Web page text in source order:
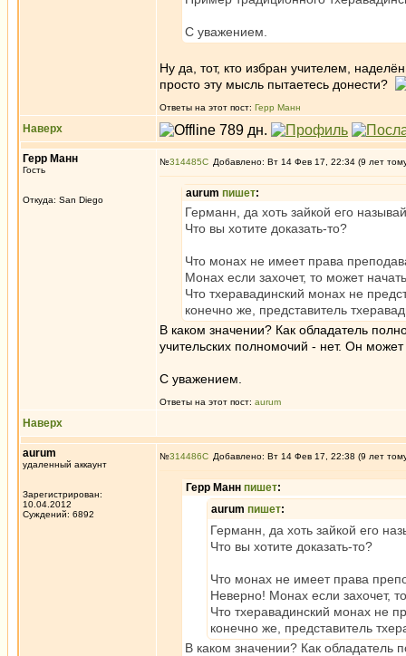
С уважением.
Ну да, тот, кто избран учителем,
просто эту мысль пытаетесь донести?
Ответы на этот пост: Герр Манн
Наверх
Герр Манн
Гость
Откуда: San Diego
№314485 Добавлено: Вт 14 Фев 17, 22:34 (9 лет
aurum пишет:
Германн, да хоть зайкой его
Что вы хотите доказать-то?
Что монах не имеет права
Монах если захочет, то может
Что тхеравадинский монах не
конечно же, представитель
В каком значении? Как обладатель
учительских полномочий - нет. Он
С уважением.
Ответы на этот пост: aurum
Наверх
aurum
удаленный аккаунт
Зарегистрирован:
10.04.2012
Суждений: 6892
№314486 Добавлено: Вт 14 Фев 17, 22:38 (9 лет
Герр Манн пишет:
aurum пишет:
Германн, да хоть зайкой его
Что вы хотите доказать-то?
Что монах не имеет права
Неверно! Монах если захочет,
Что тхеравадинский монах не
конечно же, представитель
В каком значении? Как обладатель